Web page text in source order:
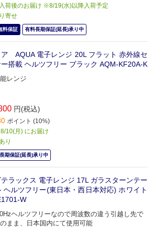
荷後のお届け ※8/19(水)以降入荷予定
寄せ
料保証 有料長期保証(延長)承り中
ア AQUA 電子レンジ 20L フラット 赤外線セ
ー搭載 ヘルツフリー ブラック AQM-KF20A-K
レンジ
円(税込)
ポイント (10%)
10(月) にお届け
り
期保証(延長)承り中
テラックス 電子レンジ 17L ガラスターンテー
ヘルツフリー(東日本・西日本対応) ホワイト
W
ヘルツフリーなので周波数の違う引越し先で
まま、日本国内にて使用可能